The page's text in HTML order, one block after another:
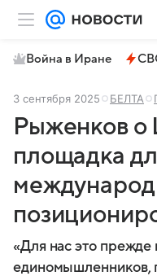
Война в Иране
3 сентября 2025 БЕЛТА
Рыженков
площадка
«Для нас это прежде
единомышленников,